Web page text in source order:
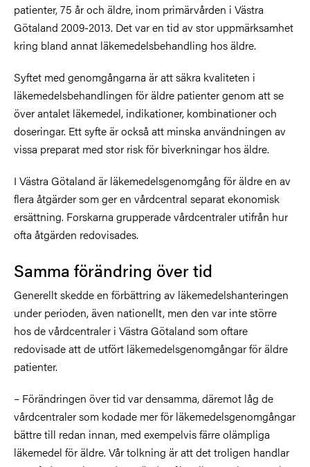
patienter, 75 år och äldre, inom primärvården i Västra
Götaland 2009-2013. Det var en tid av stor uppmärksamhet
kring bland annat läkemedelsbehandling hos äldre.
Syftet med genomgångarna är att säkra kvaliteten i
läkemedelsbehandlingen för äldre patienter genom att se
över antalet läkemedel, indikationer, kombinationer och
doseringar. Ett syfte är också att minska användningen av
vissa preparat med stor risk för biverkningar hos äldre.
I Västra Götaland är läkemedelsgenomgång för äldre en av
flera åtgärder som ger en vårdcentral separat ekonomisk
ersättning. Forskarna grupperade vårdcentraler utifrån hur
ofta åtgärden redovisades.
Samma förändring över tid
Generellt skedde en förbättring av läkemedelshanteringen
under perioden, även nationellt, men den var inte större
hos de vårdcentraler i Västra Götaland som oftare
redovisade att de utfört läkemedelsgenomgångar för äldre
patienter.
– Förändringen över tid var densamma, däremot låg de
vårdcentraler som kodade mer för läkemedelsgenomgångar
bättre till redan innan, med exempelvis färre olämpliga
läkemedel för äldre. Vår tolkning är att det troligen handlar